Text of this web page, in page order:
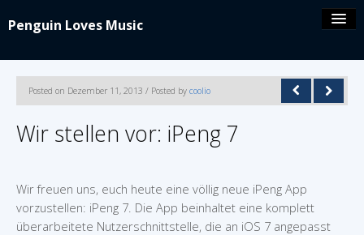
Penguin Loves Music
Coolio’s blog
iPeng ue
Posted on Dezember 11, 2013 / Posted by coolio
Wir stellen vor: iPeng 7
Wir freuen uns, euch heute eine völlig neue iPeng App
vorzustellen: iPeng 7. Die App beinhaltet eine komplett
überarbeitete Nutzerschnittstelle, die an iOS 7 angepasst